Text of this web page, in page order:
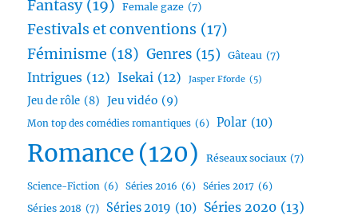
Fantasy (19) Female gaze (7)
Festivals et conventions (17)
Féminisme (18) Genres (15) Gâteau (7)
Intrigues (12) Isekai (12) Jasper Fforde (5)
Jeu de rôle (8) Jeu vidéo (9)
Mon top des comédies romantiques (6) Polar (10)
Romance (120) Réseaux sociaux (7)
Science-Fiction (6) Séries 2016 (6) Séries 2017 (6)
Séries 2018 (7) Séries 2019 (10) Séries 2020 (13)